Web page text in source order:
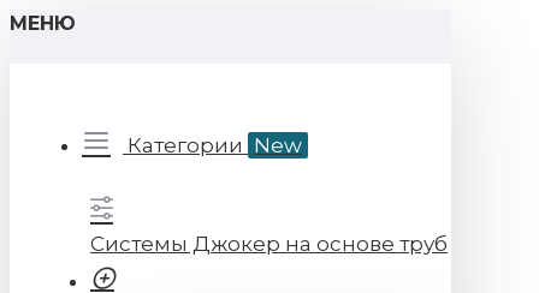
МЕНЮ
Категории New
Системы Джокер на основе труб